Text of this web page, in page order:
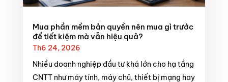
Mua phần mềm bản quyền nên mua gì trước
để tiết kiệm mà vẫn hiệu quả?
Th6 24, 2026
Nhiều doanh nghiệp đầu tư khá lớn cho hạ tầng
CNTT như máy tính, máy chủ, thiết bị mạng hay